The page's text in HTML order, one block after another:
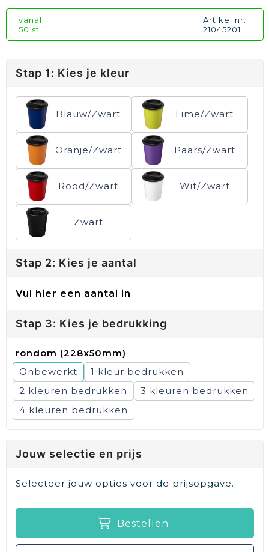
vanaf
50 st.
Artikel nr.
21045201
Stap 1: Kies je kleur
Blauw/Zwart Lime/Zwart
Oranje/Zwart Paars/Zwart
Rood/Zwart Wit/Zwart
Zwart
Stap 2: Kies je aantal
Vul hier een aantal in
Stap 3: Kies je bedrukking
rondom (228x50mm)
Onbewerkt
1
2
3
4
Jouw selectie en prijs
Selecteer jouw opties voor de prijsopgave.
Bestellen